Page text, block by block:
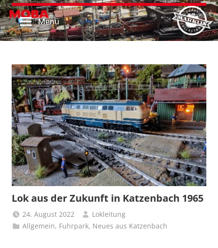
Zum
Inhalt
springen
Website
von
MOBAliebe
Menü
Lok aus der Zukunft in Katzenbach 1965
24. August 2022
Lokleitung
Allgemein, Fuhrpark, Neues aus Katzenbach